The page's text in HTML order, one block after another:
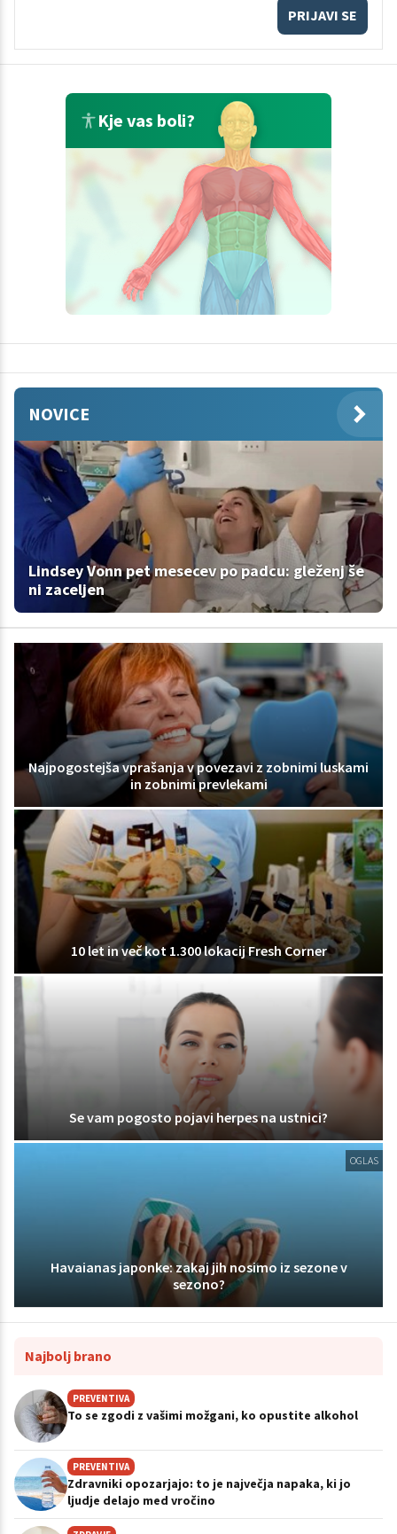
PRIJAVI SE
Kje vas boli?
NOVICE
Lindsey Vonn pet mesecev po padcu: gleženj še
ni zaceljen
Najpogostejša vprašanja v povezavi z zobnimi luskami
in zobnimi prevlekami
10 let in več kot 1.300 lokacij Fresh Corner
Se vam pogosto pojavi herpes na ustnici?
OGLAS
Havaianas japonke: zakaj jih nosimo iz sezone v
sezono?
Najbolj brano
PREVENTIVA
To se zgodi z vašimi možgani, ko opustite alkohol
PREVENTIVA
Zdravniki opozarjajo: to je največja napaka, ki jo
ljudje delajo med vročino